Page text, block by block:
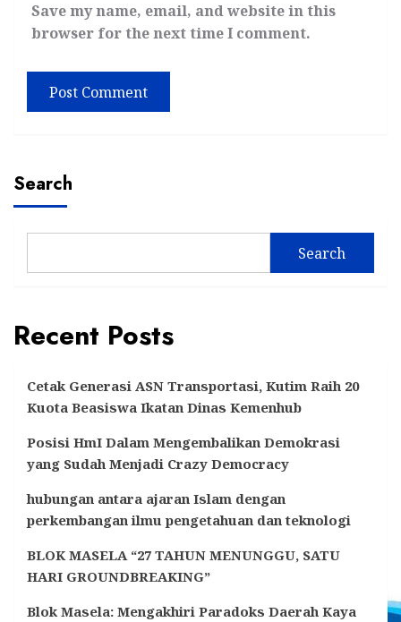
Save my name, email, and website in this
browser for the next time I comment.
Search
Search
Recent Posts
Cetak Generasi ASN Transportasi, Kutim Raih 20
Kuota Beasiswa Ikatan Dinas Kemenhub
Posisi HmI Dalam Mengembalikan Demokrasi
yang Sudah Menjadi Crazy Democracy
hubungan antara ajaran Islam dengan
perkembangan ilmu pengetahuan dan teknologi
BLOK MASELA “27 TAHUN MENUNGGU, SATU
HARI GROUNDBREAKING”
Blok Masela: Mengakhiri Paradoks Daerah Kaya